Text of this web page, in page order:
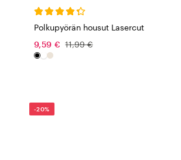
Polkupyörän housut Lasercut
9,59 € 11,99 €
-20%